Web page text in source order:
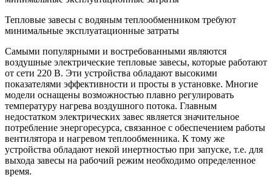
Тепловые завесы с водяным теплообменником требуют
минимальные эксплуатационные затраты
Самыми популярными и востребованными являются
воздушные электрические тепловые завесы, которые работают
от сети 220 В. Эти устройства обладают высокими
показателями эффективности и просты в установке. Многие
модели оснащены возможностью плавно регулировать
температуру нагрева воздушного потока. Главным
недостатком электрических завес является значительное
потребление энергоресурса, связанное с обеспечением работы
вентилятора и нагревом теплообменника. К тому же
устройства обладают некой инертностью при запуске, т.е. для
выхода завесы на рабочий режим необходимо определенное
время.